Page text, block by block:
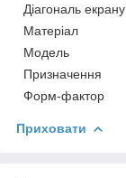
Діагональ екрану
Матеріал
Модель
Призначення
Форм-фактор
Приховати